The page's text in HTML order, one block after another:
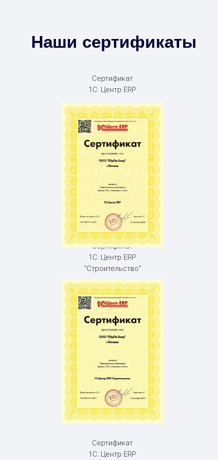
Наши сертификаты
Сертификат
1С: Центр ERP
Сертификат
1С: Центр ERP
Сертификат
1С: Центр ERP
"Строительство"